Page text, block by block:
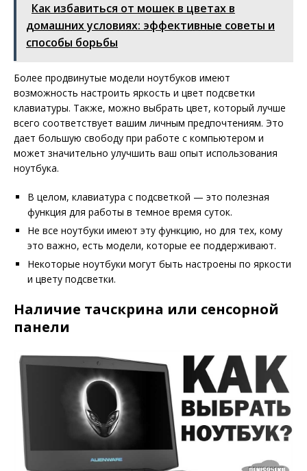
Как избавиться от мошек в цветах в
домашних условиях: эффективные советы и
способы борьбы
Более продвинутые модели ноутбуков имеют
возможность настроить яркость и цвет подсветки
клавиатуры. Также, можно выбрать цвет, который лучше
всего соответствует вашим личным предпочтениям. Это
дает большую свободу при работе с компьютером и
может значительно улучшить ваш опыт использования
ноутбука.
В целом, клавиатура с подсветкой — это полезная
функция для работы в темное время суток.
Не все ноутбуки имеют эту функцию, но для тех, кому
это важно, есть модели, которые ее поддерживают.
Некоторые ноутбуки могут быть настроены по яркости
и цвету подсветки.
Наличие тачскрина или сенсорной
панели